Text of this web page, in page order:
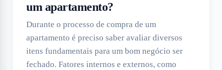
um apartamento?
Durante o processo de compra de um
apartamento é preciso saber avaliar diversos
itens fundamentais para um bom negócio ser
fechado. Fatores internos e externos, como